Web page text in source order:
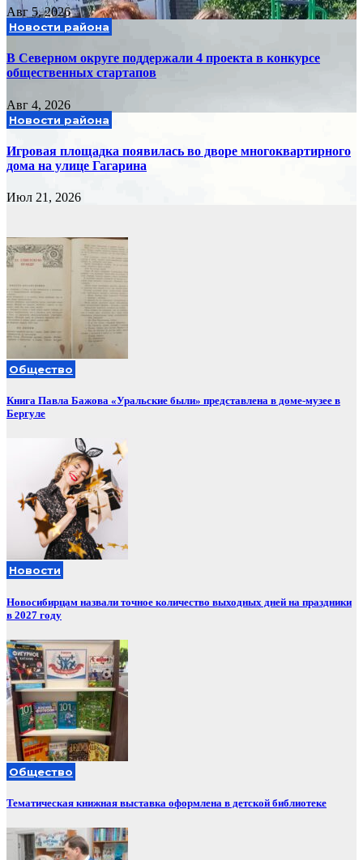
Авг 5, 2026
Новости района
В Северном округе поддержали 4 проекта в конкурсе
общественных стартапов
Авг 4, 2026
Новости района
Игровая площадка появилась во дворе многоквартирного
дома на улице Гагарина
Июл 21, 2026
Общество
Книга Павла Бажова «Уральские были» представлена в доме-музее в
Бергуле
Новости
Новосибирцам назвали точное количество выходных дней на праздники
в 2027 году
Общество
Тематическая книжная выставка оформлена в детской библиотеке